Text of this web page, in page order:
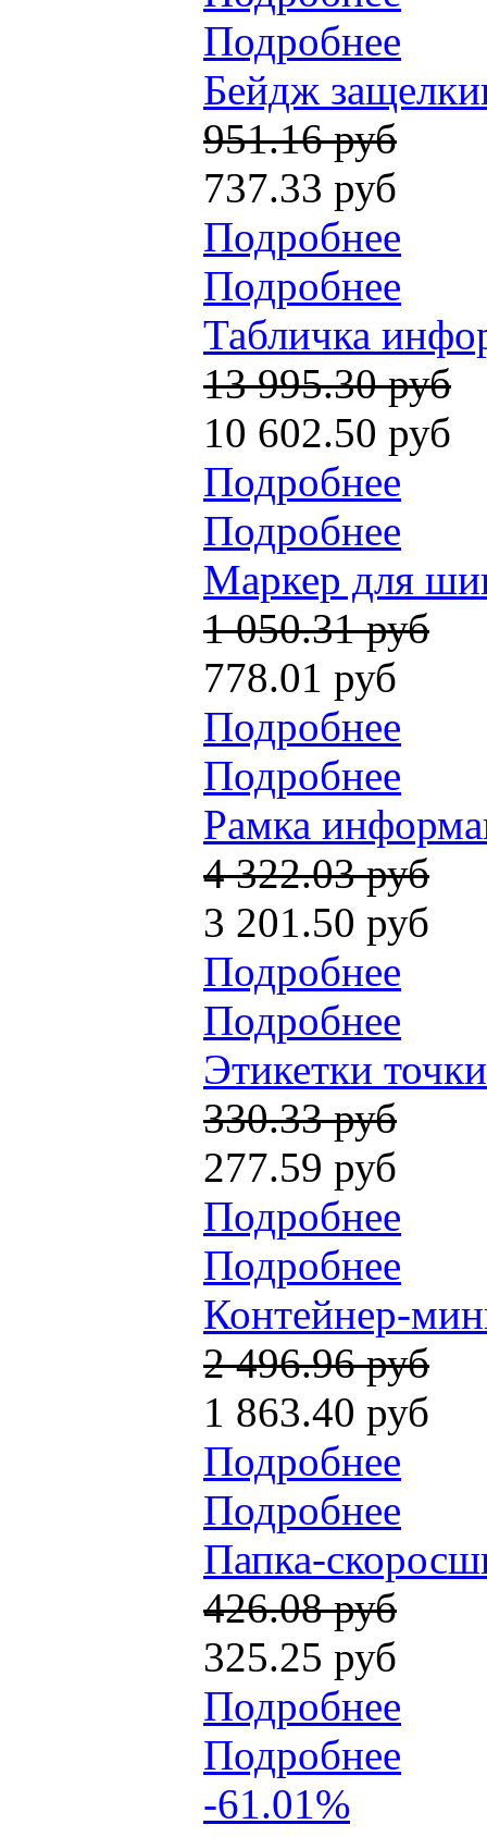
Подробнее
Бейдж
951.16 руб
737.33 руб
Подробнее
Подробнее
Табличка
13 995.30 руб
10 602.50 руб
Подробнее
Подробнее
Маркер для
1 050.31 руб
778.01 руб
Подробнее
Подробнее
Рамка
4 322.03 руб
3 201.50 руб
Подробнее
Подробнее
Этикетки
330.33 руб
277.59 руб
Подробнее
Подробнее
Контейнер-
2 496.96 руб
1 863.40 руб
Подробнее
Подробнее
Папка-
426.08 руб
325.25 руб
Подробнее
Подробнее
-61.01%